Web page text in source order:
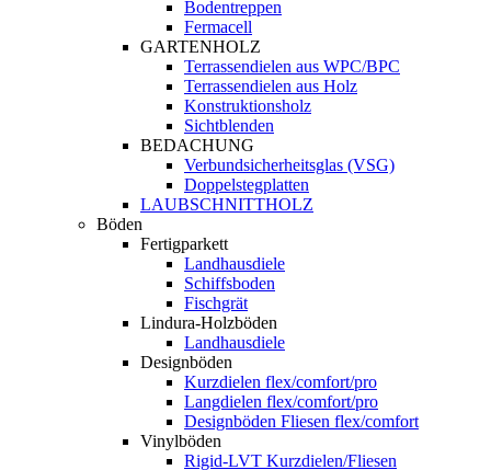
Bodentreppen
Fermacell
GARTENHOLZ
Terrassendielen aus WPC/BPC
Terrassendielen aus Holz
Konstruktionsholz
Sichtblenden
BEDACHUNG
Verbundsicherheitsglas (VSG)
Doppelstegplatten
LAUBSCHNITTHOLZ
Böden
Fertigparkett
Landhausdiele
Schiffsboden
Fischgrät
Lindura-Holzböden
Landhausdiele
Designböden
Kurzdielen flex/comfort/pro
Langdielen flex/comfort/pro
Designböden Fliesen flex/comfort
Vinylböden
Rigid-LVT Kurzdielen/Fliesen